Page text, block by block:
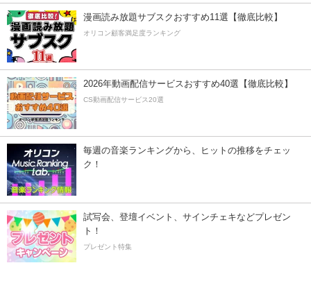
漫画読み放題サブスクおすすめ11選【徹底比較】
オリコン顧客満足度ランキング
2026年動画配信サービスおすすめ40選【徹底比較】
CS動画配信サービス20選
毎週の音楽ランキングから、ヒットの推移をチェッ
ク！
試写会、登壇イベント、サインチェキなどプレゼン
ト！
プレゼント特集